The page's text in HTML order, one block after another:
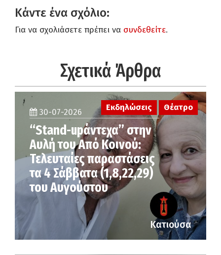
Κάντε ένα σχόλιο:
Για να σχολιάσετε πρέπει να συνδεθείτε.
Σχετικά Άρθρα
Εκδηλώσεις Θέατρο
30-07-2026
“Stand-upάντεχα” στην
Αυλή του Από Κοινού:
Τελευταίες παραστάσεις
τα 4 Σάββατα (1,8,22,29)
του Αυγούστου
Κατιούσα